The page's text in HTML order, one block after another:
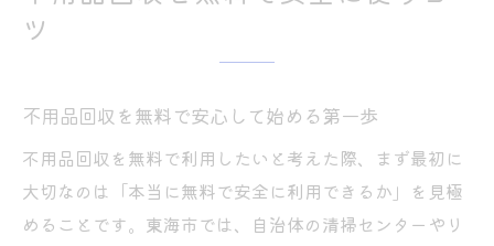
東海市で不用品回収を賢く選ぶ方法
不用品回収で重視すべき安心と無料の条件
東海市で賢く不用品回収業者を選ぶ基準
信頼できる不用品回収はどう選ぶべきか
無料回収の落とし穴と正しい見極め方とは
ツ
不用品回収を無料で安心して始める第一歩
不用品回収を無料で利用したいと考えた際、まず最初に
大切なのは「本当に無料で安全に利用できるか」を見極
めることです。東海市では、自治体の清掃センターやリ